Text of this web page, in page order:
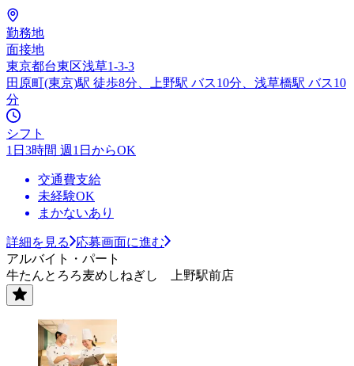
勤務地
面接地
東京都台東区浅草1-3-3
田原町(東京)駅 徒歩8分、上野駅 バス10分、浅草橋駅 バス10
分
シフト
1日3時間 週1日からOK
交通費支給
未経験OK
まかないあり
詳細を見る
応募画面に進む
アルバイト・パート
牛たんとろろ麦めしねぎし 上野駅前店